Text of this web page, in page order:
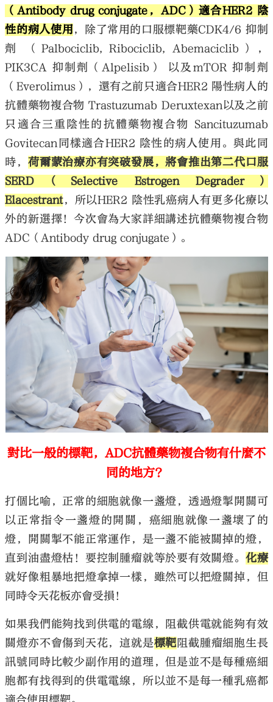
（Antibody drug conjugate，ADC）適合HER2 陰
性的病人使用，除了常用的口服標靶藥CDK4/6 抑制
劑 （Palbociclib, Ribociclib, Abemaciclib），
PIK3CA 抑制劑（Alpelisib） 以及mTOR 抑制劑
（Everolimus），還有之前只適合HER2 陽性病人的
抗體藥物複合物 Trastuzumab Deruxtexan以及之前
只適合三重陰性的抗體藥物複合物 Sancituzumab
Govitecan同樣適合HER2 陰性的病人使用。與此同
時， 荷爾蒙治療亦有突破發展，將會推出第二代口服
SERD（Selective Estrogen Degrader）
Elacestrant，所以HER2 陰性乳癌病人有更多化療以
外的新選擇！今次會為大家詳細講述抗體藥物複合物
ADC（Antibody drug conjugate）。
對比一般的標靶，ADC抗體藥物複合物有什麼不
同的地方？
打個比喻，正常的細胞就像一盞燈，透過燈掣開關可
以正常指令一盞燈的開關，癌細胞就像一盞壞了的
燈，開關掣不能正常運作，是一盞不能被關掉的燈，
直到油盡燈枯！要控制腫瘤就等於要有效關燈。 化療
就好像粗暴地把燈拿掉一樣，雖然可以把燈關掉，但
同時令天花板亦會受損！
如果我們能夠找到供電的電線，阻截供電就能夠有效
關燈亦不會傷到天花，這就是標靶阻截腫瘤細胞生長
訊號同時比較少副作用的道理，但是並不是每種癌細
胞都有找得到的供電電線，所以並不是每一種乳癌都